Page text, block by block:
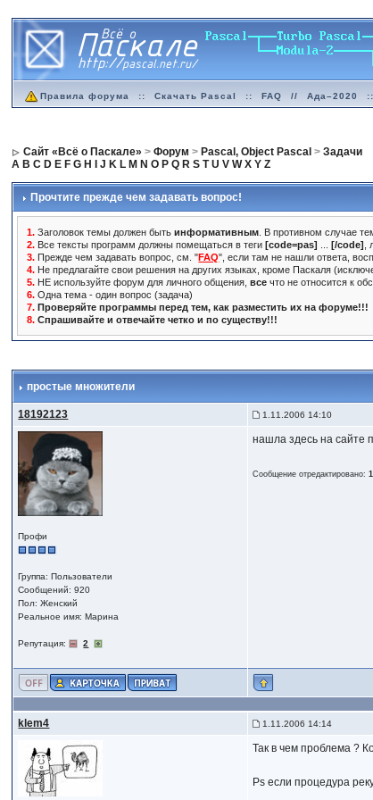
Правила форума :: Скачать Pascal :: FAQ // Ада–2020 ::
Сайт «Всё о Паскале» >Форум > Pascal, Object Pascal >Задачи
A B C D E F G H J K L M N O P Q R S T U V W X Y Z
Прочтите прежде чем задавать вопрос!
1. Заголовок темы должен бытьинформативным . В противном случае
2. Все тексты программ должны помещаться в теги[code=pas] ...[/code]
3. Прежде чем задавать вопрос, см. "FAQ", если там не нашли ответа,
4. Не предлагайте свои решения на других языках, кроме Паскаля
5. НЕ используйте форум для личного общения,все что не относится к
6. Одна тема - один вопрос (задача)
7. Проверяйте программы перед тем, как разместить их на форуме!!!
8. Спрашивайте и отвечайте четко и по существу!!!
простые множители
18192123 1.11.2006 14:10
Профи
Группа: Пользователи
Сообщений: 920
Пол: Женский
Реальное имя: Марина
Репутация: 2
нашла здесь на сайте
Сообщение отредактировано:
klem4 1.11.2006 14:14
Так в чем проблема ?
Ps если процедура